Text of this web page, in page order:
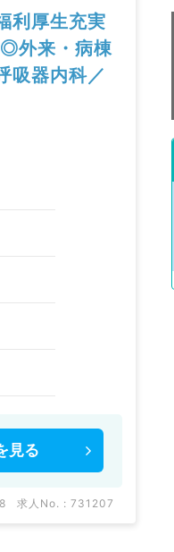
利厚生充実
外来・病棟
吸器内科／
見る
求人No. : 731207